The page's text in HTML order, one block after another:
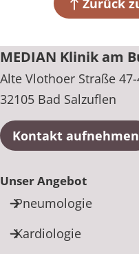
Zurück
MEDIAN Klinik am
Alte Vlothoer Straße
32105 Bad Salzuflen
Kontakt aufnehmen
Unser Angebot
Pneumologie
Kardiologie